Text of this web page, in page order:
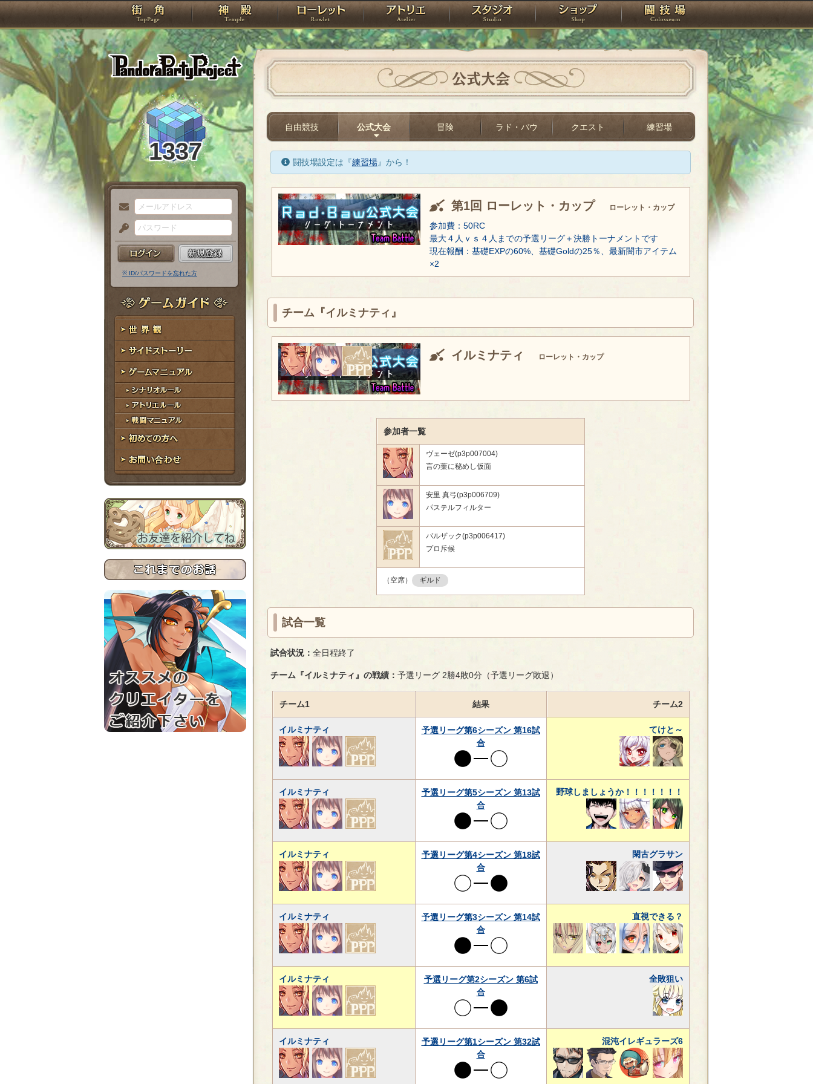
PandoraPartyProject
TOP 神殿 ローレット アトリエ スタジオ ショップ 闘技場
1337
メ
ー
ル
ア
ド
レ
ス
パ
ス
ー
ド
※ ID/パスワードを忘れた方
ゲームガイド
世界観
サイドストーリー
ゲームマニュアル
シナリオルール
アトリエルール
戦闘マニュアル
初めての方へ
お問い合わせ
公式大会
自由競技 公式大会 冒険 ラド・バウ クエスト 練習場
闘技場設定は『練習場』から！
第1回 ローレット・カップ ローレット・カップ
参加費：50RC
最大４人ｖｓ４人までの予選リーグ＋決勝トーナメントです
現在報酬：基礎EXPの60%、基礎Goldの25％、最新闇市アイテム
×2
チーム『イルミナティ』
イルミナティ ローレット・カップ
参加者一覧
ヴェーゼ(p3p007004)
言の葉に秘めし仮面
安里 真弓(p3p006709)
パステルフィルター
バルザック(p3p006417)
プロ斥候
（空席） ギルド
試合一覧
試合状況： 全日程終了
チーム『イルミナティ』の戦績： 予選リーグ 2勝4敗0分（予選リーグ敗退）
チーム1 結果 チーム2
イルミナティ
予選リーグ第6シーズン 第16試
合
てけと～
イルミナティ
予選リーグ第5シーズン 第13試
合
野球しましょうか！！！！！！！
イルミナティ
予選リーグ第4シーズン 第18試
合
閑古グラサン
イルミナティ
予選リーグ第3シーズン 第14試
合
直視できる？
イルミナティ
予選リーグ第2シーズン 第6試
合
全敗狙い
イルミナティ
予選リーグ第1シーズン 第32試
合
混沌イレギュラーズ6